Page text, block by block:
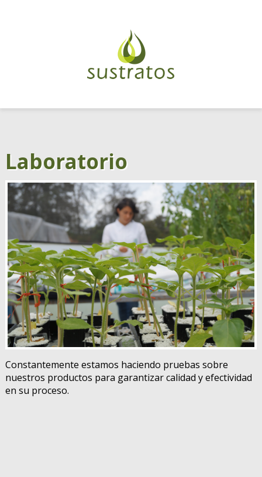
Laboratorio
Constantemente estamos haciendo pruebas sobre
nuestros productos para garantizar calidad y efectividad
en su proceso.